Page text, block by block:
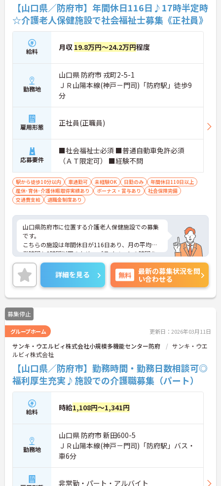
【山口県／防府市】年間休日116日♪17時半定時
☆介護老人保健施設で社会福祉士募集《正社員》
給料 月収 19.8万円～24.2万円程度
勤務地
山口県 防府市 戎町2-5-1
ＪＲ山陽本線(神戸－門司)「防府駅」徒歩9
分
雇用形態 正社員(正職員)
応募要件
■社会福祉士必須 ■普通自動車免許必須
（ＡＴ限定可） ■経験不問
駅から徒歩10分以内 車通勤可 未経験OK 日勤のみ
年間休日110日以上
産休･育休･介護休暇取得実績あり
ボーナス・賞与あり
社会保険完備
交通費支給
退職金制度あり
山口県防府市に位置する介護老人保健施設での募集
です。
こちらの施設は年間休日が116日あり、月の平均残
業時間も3時間以下のため、プライベートの時間を
確保しやすい環境です。
また有給休暇が入社月から利用ができるので、突発
的なお休みが発生しても安心です。
ご興味のある方はご面接のポイントをお伝えします
ので、お気軽にお問い合わせください。
詳細を見る 無料
最新の募集状況を問
い合わせる
募集停止
グループホーム 更新日：2026年03月11日
サンキ・ウエルビィ株式会社小規模多機能センター防府
サンキ・ウエ
ルビィ株式会社
【山口県／防府市】勤務時間・勤務日数相談可◎
福利厚生充実♪施設での介護職募集（パート）
給料 時給1,108円～1,341円
勤務地
山口県 防府市 新田600-5
ＪＲ山陽本線(神戸－門司)「防府駅」バス・
車6分
非常勤・パート・アルバイト